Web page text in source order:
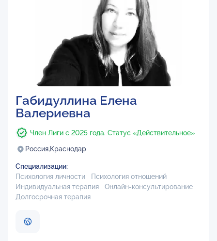
Габидуллина Елена
Валериевна
Член Лиги с 2025 года. Статус «Действительное»
Россия,Краснодар
Специализации:
Психология личности
Психология отношений
Индивидуальная терапия
Онлайн-консультирование
Долгосрочная терапия